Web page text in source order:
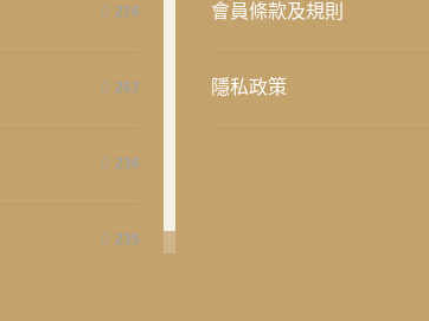
276
267
236
235
會員條款及規則
隱私政策